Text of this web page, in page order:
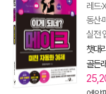
레드
동산·
실전
챗대
골든